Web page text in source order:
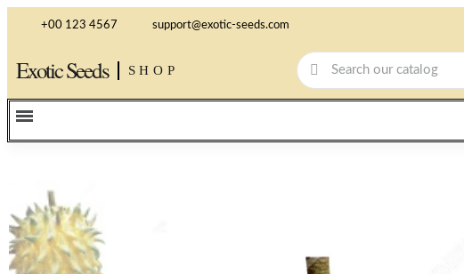
+00 123 4567 support@exotic-seeds.com
Exotic Seeds SHOP